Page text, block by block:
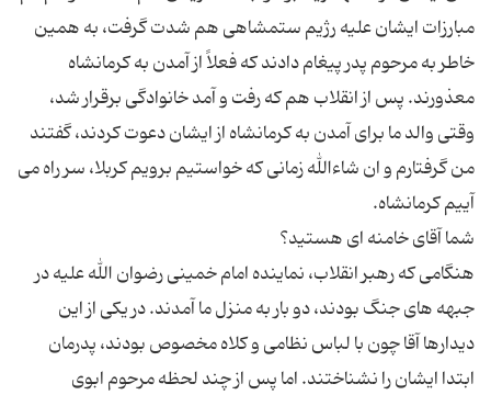
مبارزات ایشان علیه رژیم ستمشاهی هم شدت گرفت، به همین
خاطر به مرحوم پدر پیغام دادند كه فعلاً از آمدن به كرمانشاه
معذورند. پس از انقلاب هم كه رفت و آمد خانوادگی برقرار شد،
وقتی والد ما برای آمدن به كرمانشاه از ایشان دعوت كردند، گفتند
من گرفتارم و ان شاءالله زمانی كه خواستیم برویم كربلا، سر راه می
هنگامی كه رهبر انقلاب، نماینده امام خمینی رضوان الله علیه در
جبهه های جنگ بودند، دو بار به منزل ما آمدند. در یكی از این
دیدارها آقا چون با لباس نظامی و كلاه مخصوص بودند، پدرمان
ابتدا ایشان را نشناختند. اما پس از چند لحظه مرحوم ابوی